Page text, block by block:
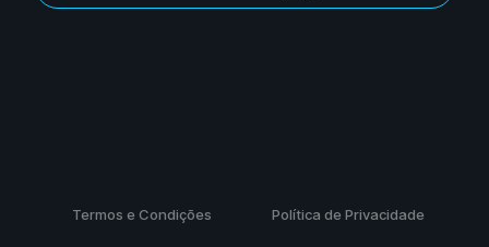
Termos e Condições Política de Privacidade